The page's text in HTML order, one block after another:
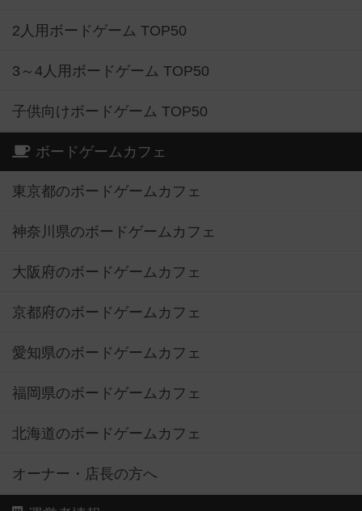
2人用ボードゲーム TOP50
3～4人用ボードゲーム TOP50
子供向けボードゲーム TOP50
ボードゲームカフェ
東京都のボードゲームカフェ
神奈川県のボードゲームカフェ
大阪府のボードゲームカフェ
京都府のボードゲームカフェ
愛知県のボードゲームカフェ
福岡県のボードゲームカフェ
北海道のボードゲームカフェ
オーナー・店長の方へ